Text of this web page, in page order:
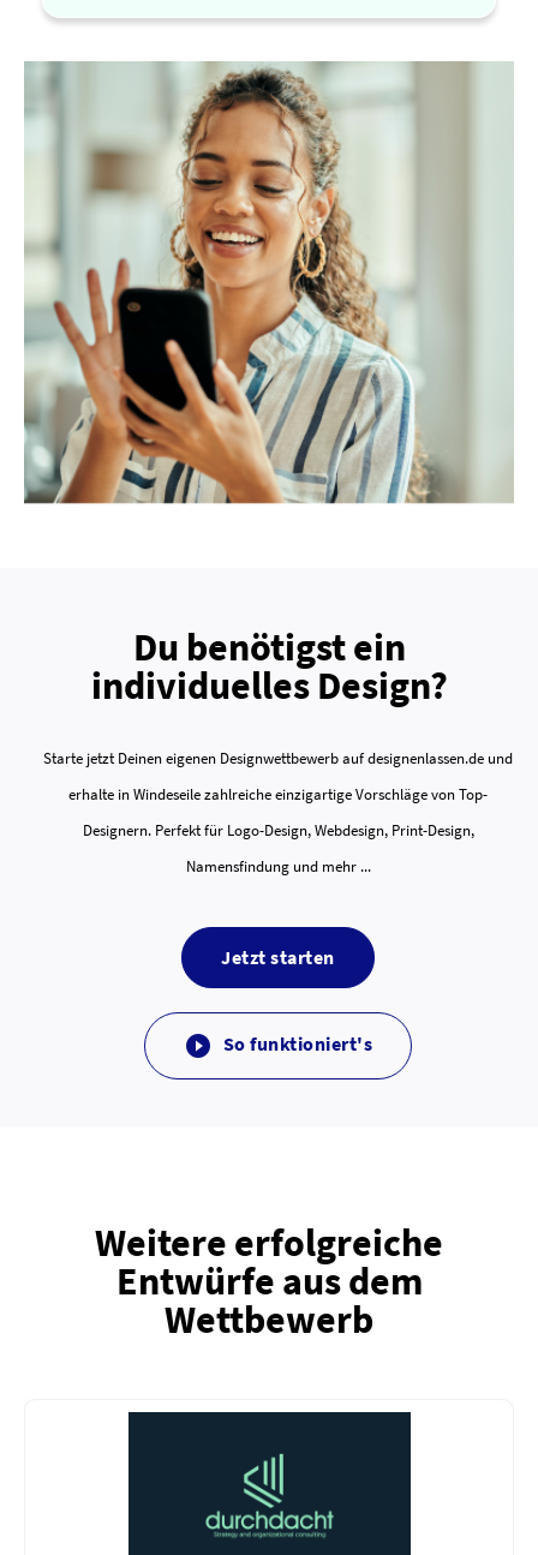
Du benötigst ein
individuelles Design?
Starte jetzt Deinen eigenen Designwettbewerb auf designenlassen.de und
erhalte in Windeseile zahlreiche einzigartige Vorschläge von Top-
Designern. Perfekt für Logo-Design, Webdesign, Print-Design,
Namensfindung und mehr ...
Jetzt starten
 So funktioniert's
Weitere erfolgreiche
Entwürfe aus dem
Wettbewerb